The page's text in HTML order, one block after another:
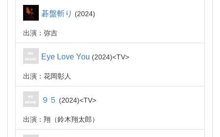
碁盤斬り 2024
出演：弥吉
Eye Love You 2024 TV
出演：花岡彰人
９５ 2024 TV
出演：翔（鈴木翔太郎）